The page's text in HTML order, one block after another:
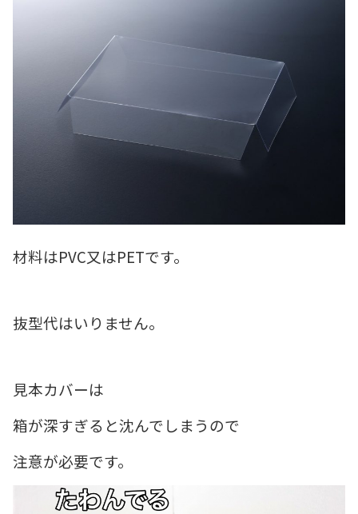
材料はPVC又はPETです。
抜型代はいりません。
見本カバーは
箱が深すぎると沈んでしまうので
注意が必要です。